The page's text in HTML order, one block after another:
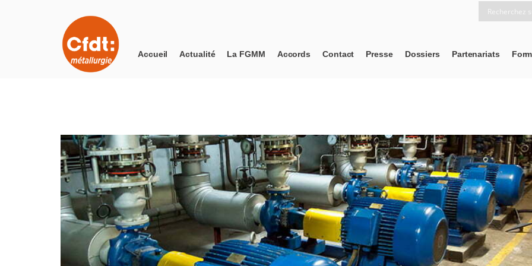
Accueil Actualité La FGMM Accords Contact Presse Dossiers Partenariats